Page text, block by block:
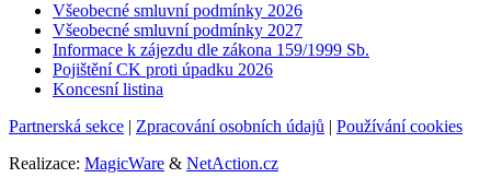
Všeobecné smluvní podmínky 2026
Všeobecné smluvní podmínky 2027
Informace k zájezdu dle zákona 159/1999 Sb.
Pojištění CK proti úpadku 2026
Koncesní listina
Partnerská sekce | Zpracování osobních údajů | Používání cookies
Realizace: MagicWare & NetAction.cz